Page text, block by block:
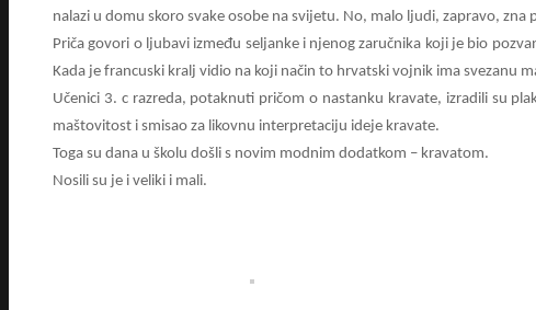
nalazi u domu skoro svake osobe na svijetu. No, malo ljudi, zapravo, zna
Priča govori o ljubavi između seljanke i njenog zaručnika koji je bio
Kada je francuski kralj vidio na koji način to hrvatski vojnik ima svezanu
Učenici 3. c razreda, potaknuti pričom o nastanku kravate, izradili su
maštovitost i smisao za likovnu interpretaciju ideje kravate.
Toga su dana u školu došli s novim modnim dodatkom – kravatom.
Nosili su je i veliki i mali.